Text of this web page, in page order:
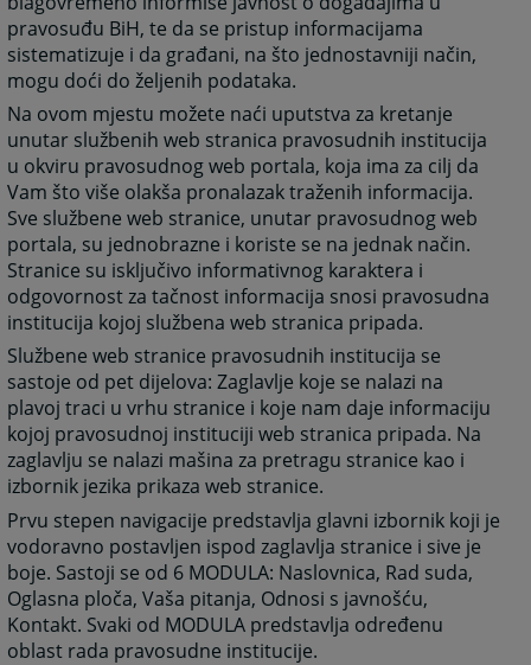
pravosuđu BiH, te da se pristup informacijama
sistematizuje i da građani, na što jednostavniji način,
mogu doći do željenih podataka.
Na ovom mjestu možete naći uputstva za kretanje
unutar službenih web stranica pravosudnih institucija
u okviru pravosudnog web portala, koja ima za cilj da
Vam što više olakša pronalazak traženih informacija.
Sve službene web stranice, unutar pravosudnog web
portala, su jednobrazne i koriste se na jednak način.
Stranice su isključivo informativnog karaktera i
odgovornost za tačnost informacija snosi pravosudna
institucija kojoj službena web stranica pripada.
Službene web stranice pravosudnih institucija se
sastoje od pet dijelova: Zaglavlje koje se nalazi na
plavoj traci u vrhu stranice i koje nam daje informaciju
kojoj pravosudnoj instituciji web stranica pripada. Na
zaglavlju se nalazi mašina za pretragu stranice kao i
izbornik jezika prikaza web stranice.
Prvu stepen navigacije predstavlja glavni izbornik koji je
vodoravno postavljen ispod zaglavlja stranice i sive je
boje. Sastoji se od 6 MODULA: Naslovnica, Rad suda,
Oglasna ploča, Vaša pitanja, Odnosi s javnošću,
Kontakt. Svaki od MODULA predstavlja određenu
oblast rada pravosudne institucije.